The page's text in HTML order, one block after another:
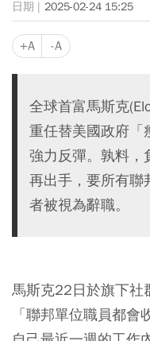
2025-02-24 15:25
+A -A
全球首富馬斯克
重任替美國政府「
強力反彈。孰料，
再出手，要所有聯
者被視為辭職。
馬斯克22日於旗下社
「聯邦單位職員都